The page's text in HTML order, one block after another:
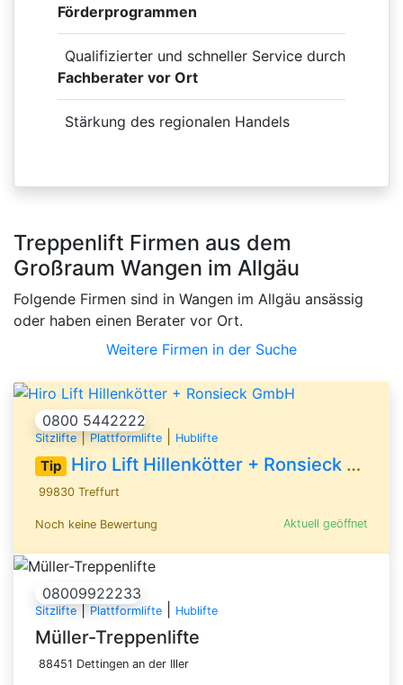
Förderprogrammen
Qualifizierter und schneller Service durch
Fachberater vor Ort
Stärkung des regionalen Handels
Treppenlift Firmen aus dem
Großraum Wangen im Allgäu
Folgende Firmen sind in Wangen im Allgäu ansässig
oder haben einen Berater vor Ort.
Weitere Firmen in der Suche
0800 5442222
Sitzlifte|Plattformlifte Hublifte
Tip Hiro Lift Hillenkötter + Ronsieck GmbH
99830 Treffurt
Noch keine Bewertung Aktuell geöffnet
08009922233
Sitzlifte|Plattformlifte Hublifte
Müller-Treppenlifte
88451 Dettingen an der Iller